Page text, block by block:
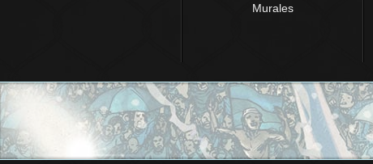
Murales